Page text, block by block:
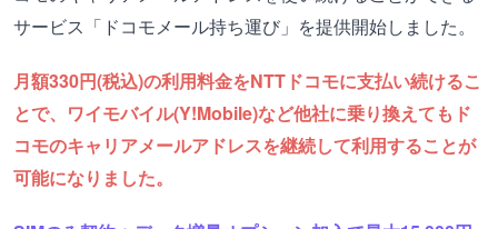
サービス「ドコモメール持ち運び」を提供開始しました。
月額330円(税込)の利用料金をNTTドコモに支払い続けるこ
とで、ワイモバイル(Y!Mobile)など他社に乗り換えてもド
コモのキャリアメールアドレスを継続して利用することが
可能になりました。